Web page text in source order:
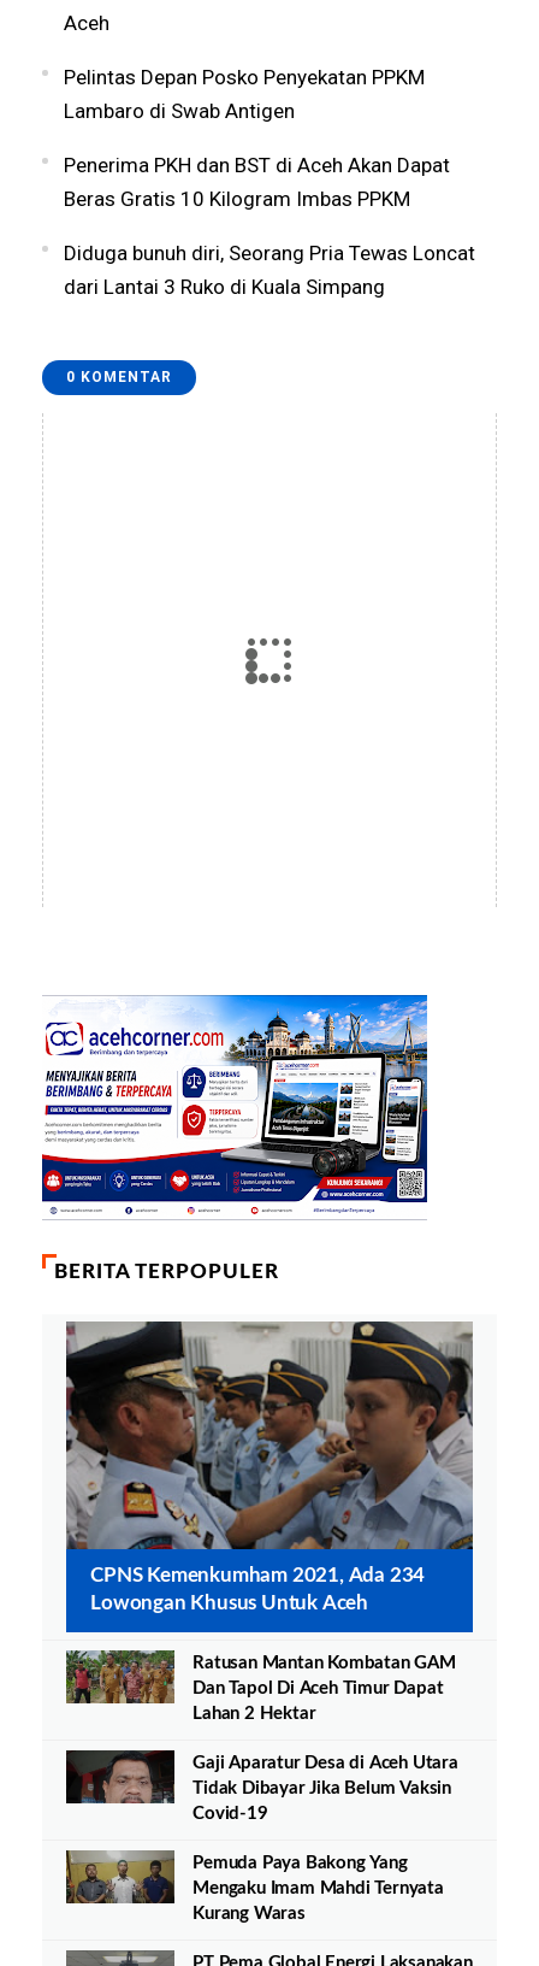
Aceh
Pelintas Depan Posko Penyekatan PPKM
Lambaro di Swab Antigen
Penerima PKH dan BST di Aceh Akan Dapat
Beras Gratis 10 Kilogram Imbas PPKM
Diduga bunuh diri, Seorang Pria Tewas Loncat
dari Lantai 3 Ruko di Kuala Simpang
0 KOMENTAR
BERITA TERPOPULER
CPNS Kemenkumham 2021, Ada 234
Lowongan Khusus Untuk Aceh
Ratusan Mantan Kombatan GAM
Dan Tapol Di Aceh Timur Dapat
Lahan 2 Hektar
Gaji Aparatur Desa di Aceh Utara
Tidak Dibayar Jika Belum Vaksin
Covid-19
Pemuda Paya Bakong Yang
Mengaku Imam Mahdi Ternyata
Kurang Waras